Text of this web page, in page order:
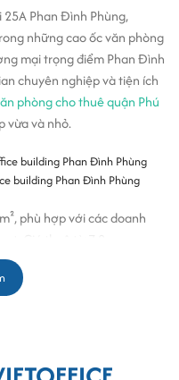
Phan Đình Phùng,
những cao ốc văn phòng
mại trọng điểm Phan Đình
chuyên nghiệp và tiện ích
phòng cho thuê quận Phú
vừa và nhỏ.
building Phan Đình Phùng
phù hợp với các doanh
tối ưu chi phí mà vẫn đảm
được trang bị hệ thống